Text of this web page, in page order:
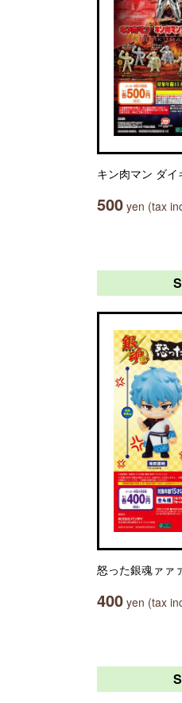
キン肉マン ダ
500 yen (tax
怒った銀魂ァァ
400 yen (tax